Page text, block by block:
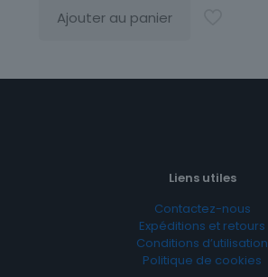
Ajouter au panier
Liens utiles
Contactez-nous
Expéditions et retours
Conditions d’utilisation
Politique de cookies